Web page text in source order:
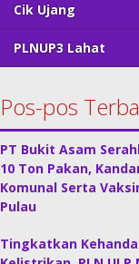
Cik Ujang
PLNUP3 Lahat
Pos-pos
PT Bukit Asam
10 Ton Pakan,
Komunal Serta
Pulau
Tingkatkan